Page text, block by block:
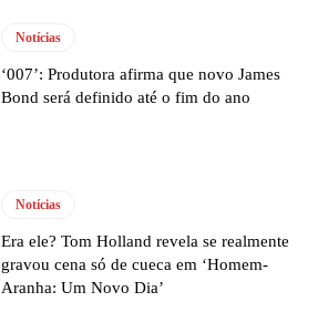
Notícias
‘007’: Produtora afirma que novo James
Bond será definido até o fim do ano
Notícias
Era ele? Tom Holland revela se realmente
gravou cena só de cueca em ‘Homem-
Aranha: Um Novo Dia’